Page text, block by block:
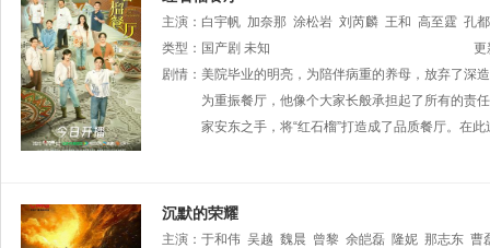
主演： 白宇帆 加奈那 涂松岩 刘芮麟 王和 高至霆 孔
郝平 李健 张晞临
类型： 国产剧 未知
更
剧情： 美院毕业的明亮，为陪伴病重的养母，放弃了深
为重振餐厅，他像个大家长般承担起了所有的责
家安东之手，将“红石榴”打造成了品质餐厅。在
沉默的荣耀
主演： 于和伟 吴越 魏晨 曾黎 余皑磊 隆妮 那志东 曹